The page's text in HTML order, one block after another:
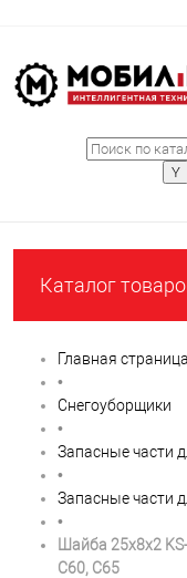
Каталог
Главная страница
•
Снегоуборщики
•
Запасные части
•
Запасные части
•
Шайба 25х8х2
С60, C65